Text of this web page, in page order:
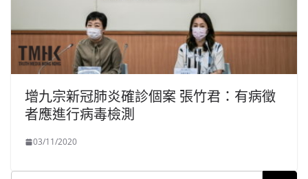
增九宗新冠肺炎確診個案 張竹君：有病徵
者應進行病毒檢測
03/11/2020